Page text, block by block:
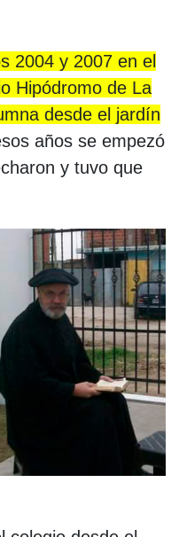
2004 y 2007 en el
Hipódromo de La
desde el jardín
años se empezó
y tuvo que